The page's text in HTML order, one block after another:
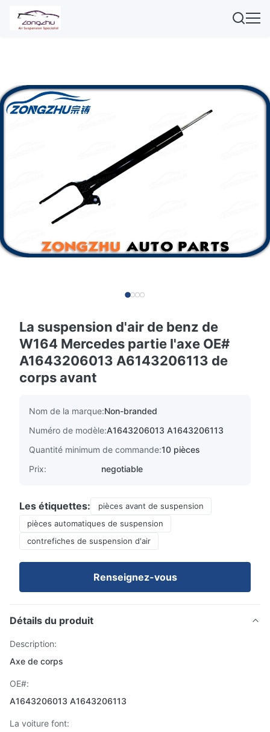
La suspension d'air de benz de
W164 Mercedes partie l'axe OE#
A1643206013 A6143206113 de
corps avant
Nom de la marque:Non-branded
Numéro de modèle:A1643206013 A1643206113
Quantité minimum de commande:10 pièces
Prix:
negotiable
Les étiquettes:
pièces avant de suspension
pièces automatiques de suspension
contrefiches de suspension d'air
Renseignez-vous
Détails du produit
Description:
Axe de corps
OE#:
A1643206013 A1643206113
La voiture font: